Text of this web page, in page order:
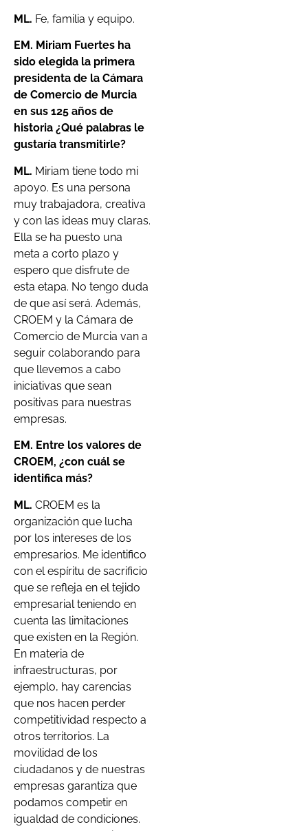
ML. Fe, familia y equipo.
EM. Miriam Fuertes ha
sido elegida la primera
presidenta de la Cámara
de Comercio de Murcia
en sus 125 años de
historia ¿Qué palabras le
gustaría transmitirle?
ML. Miriam tiene todo mi
apoyo. Es una persona
muy trabajadora, creativa
y con las ideas muy claras.
Ella se ha puesto una
meta a corto plazo y
espero que disfrute de
esta etapa. No tengo duda
de que así será. Además,
CROEM y la Cámara de
Comercio de Murcia van a
seguir colaborando para
que llevemos a cabo
iniciativas que sean
positivas para nuestras
empresas.
EM. Entre los valores de
CROEM, ¿con cuál se
identifica más?
ML. CROEM es la
organización que lucha
por los intereses de los
empresarios. Me identifico
con el espíritu de sacrificio
que se refleja en el tejido
empresarial teniendo en
cuenta las limitaciones
que existen en la Región.
En materia de
infraestructuras, por
ejemplo, hay carencias
que nos hacen perder
competitividad respecto a
otros territorios. La
movilidad de los
ciudadanos y de nuestras
empresas garantiza que
podamos competir en
igualdad de condiciones.